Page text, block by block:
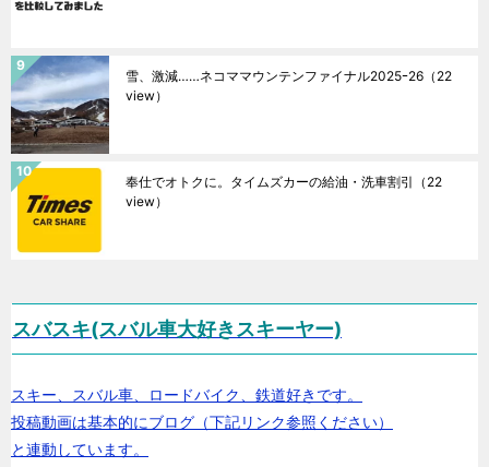
雪、激減……ネコママウンテンファイナル2025ｰ26 （22
view）
奉仕でオトクに。タイムズカーの給油・洗車割引 （22
view）
スバスキ(スバル車大好きスキーヤー)
スキー、スバル車、ロードバイク、鉄道好きです。
投稿動画は基本的にブログ（下記リンク参照ください）
と連動しています。